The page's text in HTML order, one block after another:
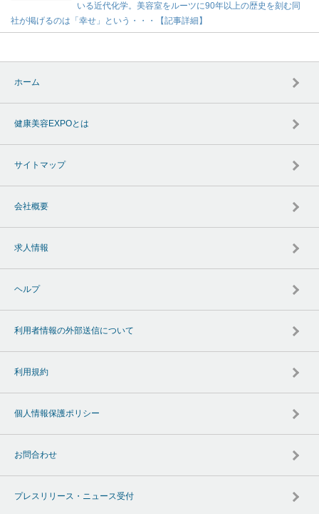
いる近代化学。美容室をルーツに90年以上の歴史を刻む同
社が掲げるのは「幸せ」という・・・【記事詳細】
ホーム
健康美容EXPOとは
サイトマップ
会社概要
求人情報
ヘルプ
利用者情報の外部送信について
利用規約
個人情報保護ポリシー
お問合わせ
プレスリリース・ニュース受付